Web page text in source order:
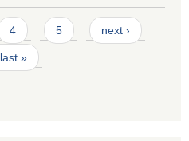
4 5 next ›
last »